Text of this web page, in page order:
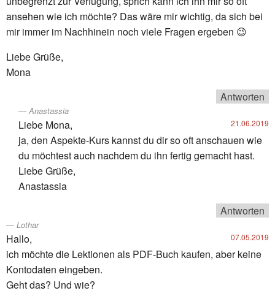
ansehen wie ich möchte? Das wäre mir wichtig, da sich bei
mir immer im Nachhinein noch viele Fragen ergeben 😉
Liebe Grüße,
Mona
Antworten
Anastassia
21.06.2019
Liebe Mona,
ja, den Aspekte-Kurs kannst du dir so oft anschauen wie
du möchtest auch nachdem du ihn fertig gemacht hast.
Liebe Grüße,
Anastassia
Antworten
Lothar
07.05.2019
Hallo,
ich möchte die Lektionen als PDF-Buch kaufen, aber keine
Kontodaten eingeben.
Geht das? Und wie?